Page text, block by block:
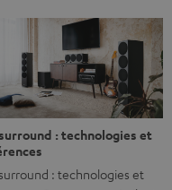
: technologies et
: technologies et